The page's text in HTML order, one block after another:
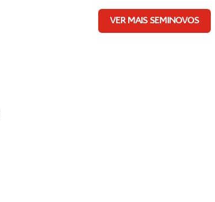
VER MAIS SEMINOVOS